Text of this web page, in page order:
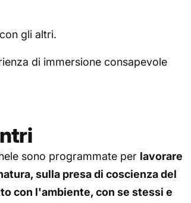
gli altri.
di immersione consapevole
sono programmate per lavorare
sulla presa di coscienza del
con l'ambiente, con se stessi e